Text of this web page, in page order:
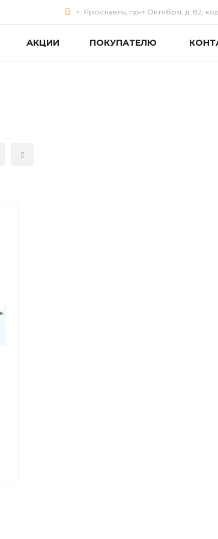
г. Ярославль, пр-т Октября, д. 82,
АКЦИИ ПОКУПАТЕЛЮ